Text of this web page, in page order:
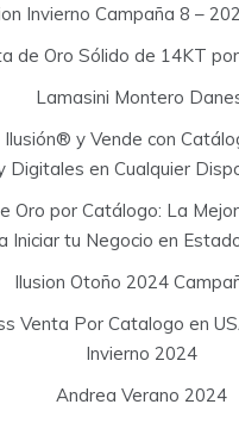
Invierno Campaña 8 –
de Oro Sólido de 14KT
Lamasini Montero
y Vende con
Digitales en Cualquier
Oro por Catálogo: La
Iniciar tu Negocio en
Ilusion Otoño 2024
Venta Por Catalogo en
Invierno 2024
Andrea Verano 2024